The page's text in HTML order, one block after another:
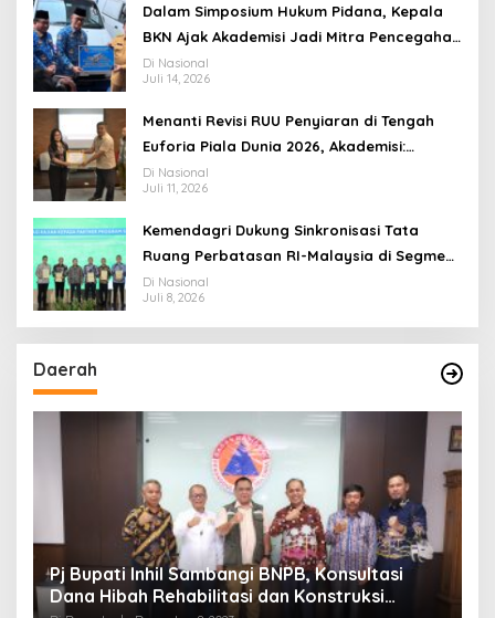
Dalam Simposium Hukum Pidana, Kepala
BKN Ajak Akademisi Jadi Mitra Pencegahan
Tindak Pidana di Birokrasi
Di Nasional
Juli 14, 2026
Menanti Revisi RUU Penyiaran di Tengah
Euforia Piala Dunia 2026, Akademisi:
Jangan Terus Jadi “Messi dan Ronaldo”
Legislasi
Di Nasional
Juli 11, 2026
Kemendagri Dukung Sinkronisasi Tata
Ruang Perbatasan RI-Malaysia di Segmen
Sinapad-Sesai
Di Nasional
Juli 8, 2026
Daerah
Pj Bupati Inhil Sambangi BNPB, Konsultasi
Dana Hibah Rehabilitasi dan Konstruksi